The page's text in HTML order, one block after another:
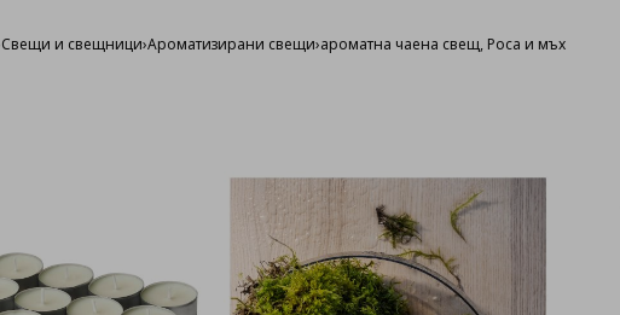
Свещи и свещници›Ароматизирани свещи›ароматна чаена свещ, Роса и мъх